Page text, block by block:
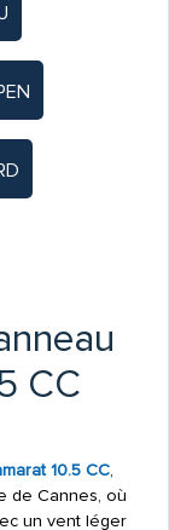
CC
10.5 CC,
de Cannes, où
un vent léger